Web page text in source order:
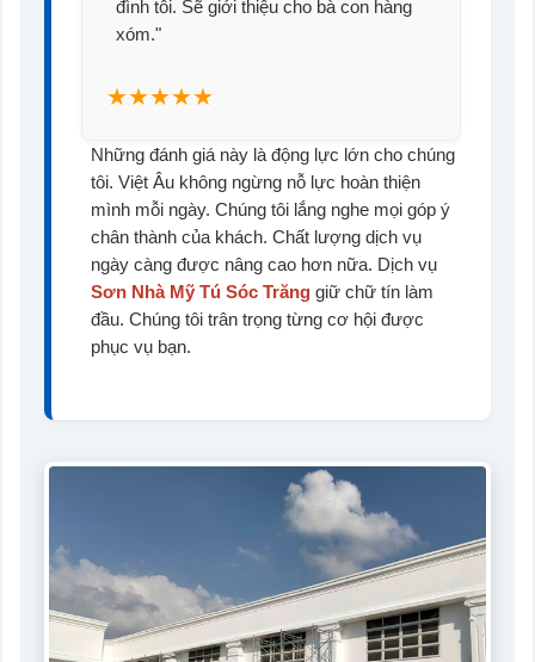
đình tôi. Sẽ giới thiệu cho bà con hàng
xóm."
★★★★★
Những đánh giá này là động lực lớn cho chúng
tôi. Việt Âu không ngừng nỗ lực hoàn thiện
mình mỗi ngày. Chúng tôi lắng nghe mọi góp ý
chân thành của khách. Chất lượng dịch vụ
ngày càng được nâng cao hơn nữa. Dịch vụ
Sơn Nhà Mỹ Tú Sóc Trăng giữ chữ tín làm
đầu. Chúng tôi trân trọng từng cơ hội được
phục vụ bạn.